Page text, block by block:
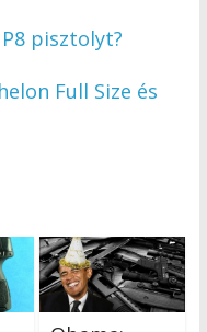
pisztolyt?
Full Size és